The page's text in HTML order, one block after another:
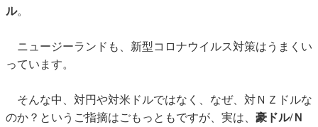
ル。
ニュージーランドも、新型コロナウイルス対策はうまくい
っています。
そんな中、対円や対米ドルではなく、なぜ、対ＮＺドルな
のか？というご指摘はごもっともですが、実は、 豪ドル/Ｎ